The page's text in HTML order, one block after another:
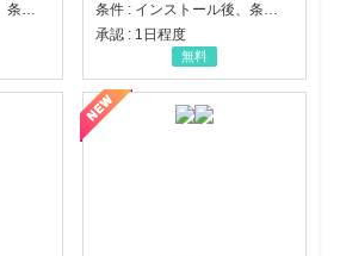
条件 : インストール後、条件達成
条件 : インストール後、条件達成
承認 : 1日程度
無料